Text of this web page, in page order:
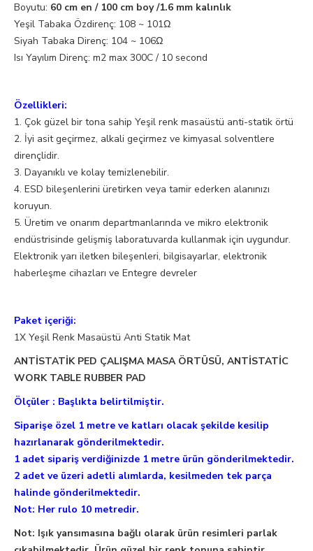
Boyutu: 60 cm en / 100 cm boy /1.6 mm kalınlık
Yeşil Tabaka Özdirenç: 108 ~ 101Ω
Siyah Tabaka Direnç: 104 ~ 106Ω
Isı Yayılım Direnç: m2 max 300C / 10 second
Özellikleri:
1. Çok güzel bir tona sahip Yeşil renk masaüstü anti-statik örtü
2. İyi asit geçirmez, alkali geçirmez ve kimyasal solventlere
dirençlidir.
3. Dayanıklı ve kolay temizlenebilir.
4. ESD bileşenlerini üretirken veya tamir ederken alanınızı
koruyun.
5. Üretim ve onarım departmanlarında ve mikro elektronik
endüstrisinde gelişmiş laboratuvarda kullanmak için uygundur.
Elektronik yarı iletken bileşenleri, bilgisayarlar, elektronik
haberleşme cihazları ve Entegre devreler
Paket içeriği:
1X Yeşil Renk Masaüstü Anti Statik Mat
ANTİSTATİK PED ÇALIŞMA MASA ÖRTÜSÜ, ANTİSTATİC
WORK TABLE RUBBER PAD
Ölçüler : Başlıkta belirtilmiştir.
Siparişe özel 1 metre ve katları olacak şekilde kesilip
hazırlanarak gönderilmektedir.
1 adet sipariş verdiğinizde 1 metre ürün gönderilmektedir.
2 adet ve üzeri adetli alımlarda, kesilmeden tek parça
halinde gönderilmektedir.
Not: Her rulo 10 metredir.
Not: Işık yansımasına bağlı olarak ürün resimleri parlak